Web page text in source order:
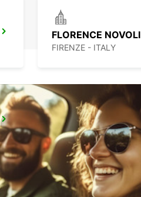
FLORENCE NOVOLI
FIRENZE - ITALY
AREZZO
AREZZO - ITALY